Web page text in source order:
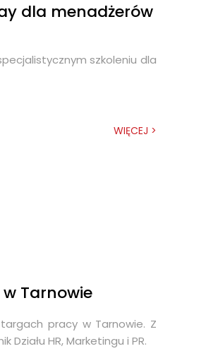
dla menadżerów
szkoleniu dla
WIĘCEJ >
Tarnowie
pracy w Tarnowie. Z
Działu HR, Marketingu i PR.